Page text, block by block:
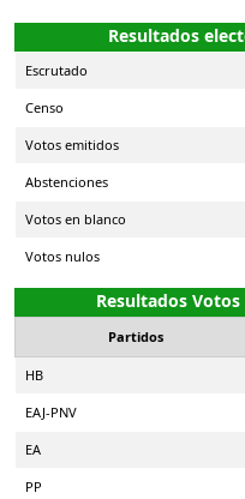
Resultados
Escrutado
Censo
Votos emitidos
Abstenciones
Votos en blanco
Votos nulos
Resultados
Partidos
HB
EAJ-PNV
EA
PP